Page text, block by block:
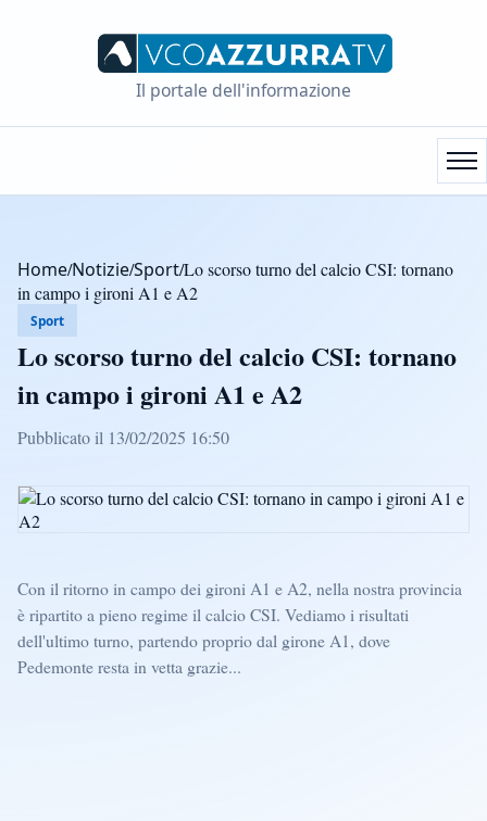
Il portale dell'informazione
Home/Notizie/Sport/Lo scorso turno del calcio CSI: tornano
in campo i gironi A1 e A2
Sport
Lo scorso turno del calcio CSI: tornano
in campo i gironi A1 e A2
Pubblicato il 13/02/2025 16:50
Con il ritorno in campo dei gironi A1 e A2, nella nostra provincia
è ripartito a pieno regime il calcio CSI. Vediamo i risultati
dell'ultimo turno, partendo proprio dal girone A1, dove
Pedemonte resta in vetta grazie...